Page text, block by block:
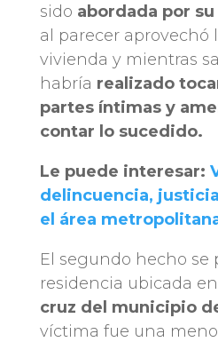
sido abordada por
al parecer aprovechó
vivienda y mientras
habría realizado
partes íntimas y
contar lo sucedido.
Le puede interesar:
delincuencia,
el área
El segundo hecho se
residencia ubicada
cruz del municipio
víctima fue una